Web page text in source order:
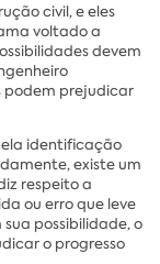
civil, e eles
voltado a
devem
podem prejudicar
identificação
existe um
respeito a
ou erro que leve
possibilidade, o
o progresso